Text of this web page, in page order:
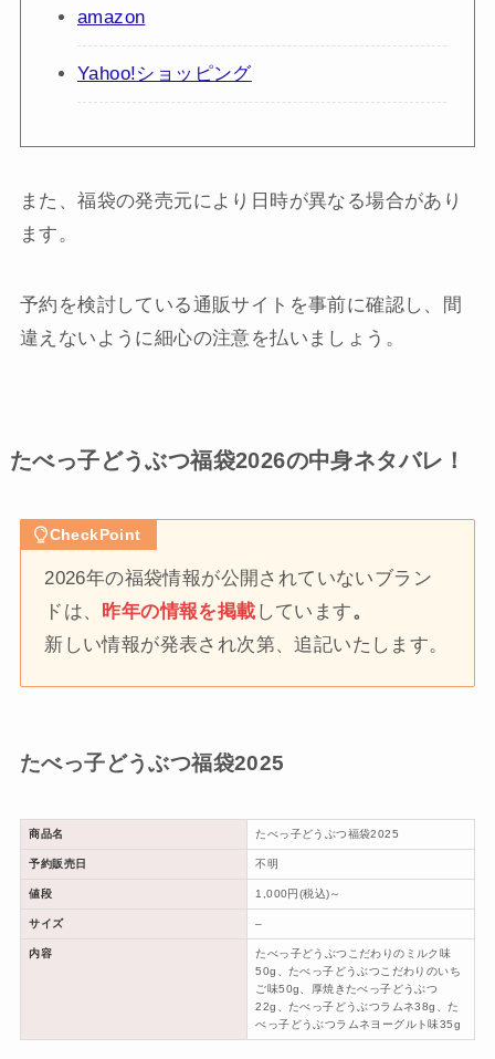
amazon
Yahoo!ショッピング
また、福袋の発売元により日時が異なる場合があり
ます。
予約を検討している通販サイトを事前に確認し、間
違えないように細心の注意を払いましょう。
たべっ子どうぶつ福袋2026の中身ネタバレ！
CheckPoint
2026年の福袋情報が公開されていないブラン
ドは、 昨年の情報を掲載 しています。
新しい情報が発表され次第、追記いたします。
たべっ子どうぶつ福袋2025
商品名 たべっ子どうぶつ福袋2025
予約販売日 不明
値段 1,000円(税込)～
サイズ –
内容
たべっ子どうぶつこだわりのミルク味
50g、たべっ子どうぶつこだわりのいち
ご味50g、厚焼きたべっ子どうぶつ
22g、たべっ子どうぶつラムネ38g、た
べっ子どうぶつラムネヨーグルト味35g